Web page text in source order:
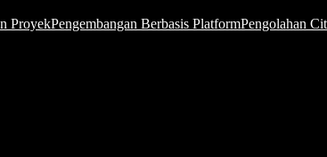
ProyekPengembangan Berbasis PlatformPengolahan